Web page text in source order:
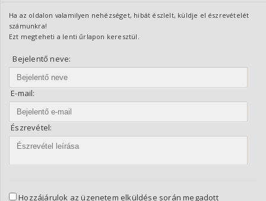
Ha az oldalon valamilyen nehézséget, hibát észlelt, küldje el észrevételét
számunkra!
Ezt megteheti a lenti űrlapon keresztül.
Bejelentő neve:
E-mail:
Észrevétel:
Hozzájárulok az üzenetem elküldése során megadott